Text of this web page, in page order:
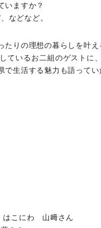
いますか？
などなど。
りの理想の暮らしを叶え
ているお二組のゲストに
生活する魅力も語ってい
はこにわ 山﨑さん